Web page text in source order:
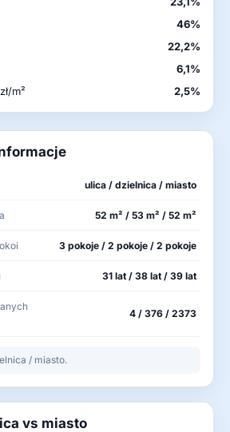
46%
22,2%
6,1%
m²
2,5%
ulica / dzielnica / miasto
52 m² / 53 m² / 52 m²
3 pokoje / 2 pokoje / 2 pokoje
31 lat / 38 lat / 39 lat
4 / 376 / 2373
/ miasto.
vs miasto